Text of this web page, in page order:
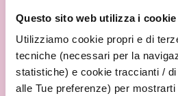
Questo sito web utilizza i cookie
Utilizziamo cookie propri e di
tecniche (necessari per la
statistiche) e cookie traccianti /
alle Tue preferenze) per mostrarti
Ferrara i suoi cinquant'anni di
Nel cuore del centro
suggestiva Piazza Cavour
ore 21 in una grande
l'evento "Tutti in pista",